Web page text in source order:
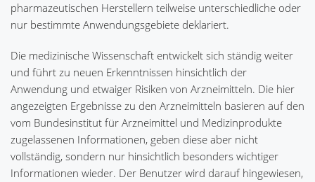
pharmazeutischen Herstellern teilweise unterschiedliche oder
nur bestimmte Anwendungsgebiete deklariert.
Die medizinische Wissenschaft entwickelt sich ständig weiter
und führt zu neuen Erkenntnissen hinsichtlich der
Anwendung und etwaiger Risiken von Arzneimitteln. Die hier
angezeigten Ergebnisse zu den Arzneimitteln basieren auf den
vom Bundesinstitut für Arzneimittel und Medizinprodukte
zugelassenen Informationen, geben diese aber nicht
vollständig, sondern nur hinsichtlich besonders wichtiger
Informationen wieder. Der Benutzer wird darauf hingewiesen,